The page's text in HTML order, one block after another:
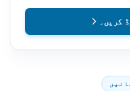
کریں۔